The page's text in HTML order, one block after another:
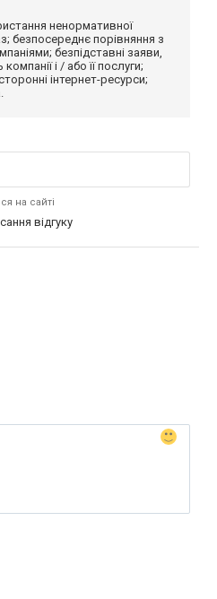
ненормативної
безпосереднє порівняння з
безпідставні заяви,
і / або її послуги;
інтернет-ресурси;
на сайті
відгуку